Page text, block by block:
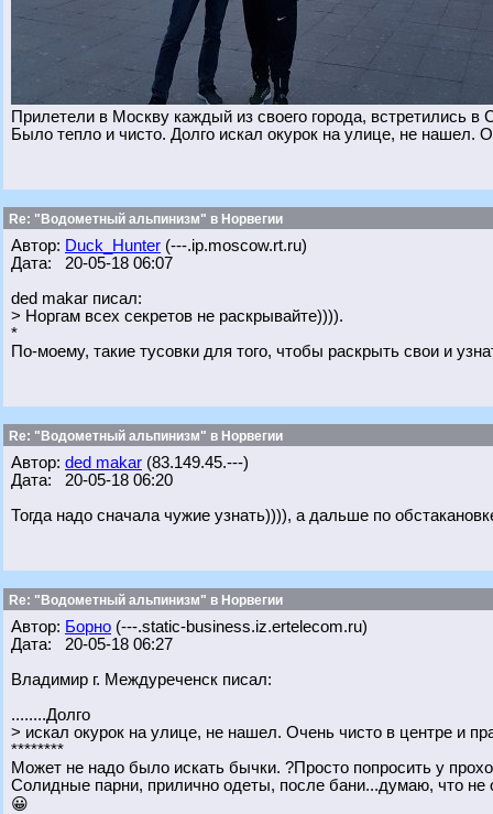
Прилетели в Москву каждый из своего города, встретились
Было тепло и чисто. Долго искал окурок на улице, не нашел.
Re: "Водометный альпинизм" в Норвегии
Автор: Duck_Hunter (---.ip.moscow.rt.ru)
Дата: 20-05-18 06:07
ded makar писал:
> Норгам всех секретов не раскрывайте)))).
*
По-моему, такие тусовки для того, чтобы раскрыть свои и
Re: "Водометный альпинизм" в Норвегии
Автор: ded makar (83.149.45.---)
Дата: 20-05-18 06:20
Тогда надо сначала чужие узнать)))), а дальше по
Re: "Водометный альпинизм" в Норвегии
Автор: Борно (---.static-business.iz.ertelecom.ru)
Дата: 20-05-18 06:27
Владимир г. Междуреченск писал:
........Долго
> искал окурок на улице, не нашел. Очень чисто в центре и
********
Может не надо было искать бычки. ?Просто попросить у
Солидные парни, прилично одеты, после бани...думаю, что не
😀